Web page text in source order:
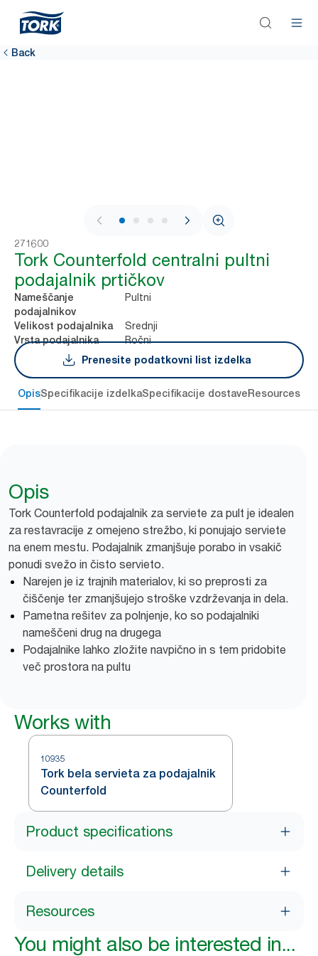
Back
1 / 4
271600
Tork Counterfold centralni pultni
podajalnik prtičkov
Nameščanje
podajalnikov
Pultni
Velikost podajalnika Srednji
Vrsta podajalnika
Ročni
Prenesite podatkovni list izdelka
OpisSpecifikacije izdelkaSpecifikacije dostaveResources
Opis
Tork Counterfold podajalnik za serviete za pult je idealen
za restavracije z omejeno strežbo, ki ponujajo serviete
na enem mestu. Podajalnik zmanjšuje porabo in vsakič
ponudi svežo in čisto servieto.
Narejen je iz trajnih materialov, ki so preprosti za
čiščenje ter zmanjšujejo stroške vzdrževanja in dela.
Pametna rešitev za polnjenje, ko so podajalniki
nameščeni drug na drugega
Podajalnike lahko zložite navpično in s tem pridobite
več prostora na pultu
Works with
10935
Tork bela servieta za podajalnik
Counterfold
Product specifications
Delivery details
Resources
You might also be interested in...